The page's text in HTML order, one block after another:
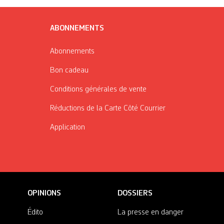
ABONNEMENTS
Abonnements
Bon cadeau
Conditions générales de vente
Réductions de la Carte Côté Courrier
Application
OPINIONS
Édito
DOSSIERS
La presse en danger